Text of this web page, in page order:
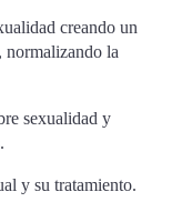
creando un
normalizando la
sexualidad y
y su tratamiento.